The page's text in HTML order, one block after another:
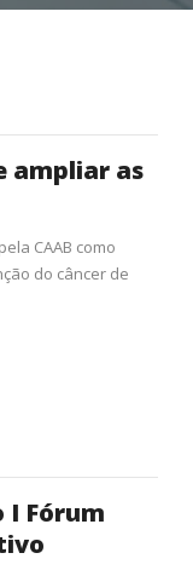
ampliar as
CAAB como
do câncer de
I Fórum